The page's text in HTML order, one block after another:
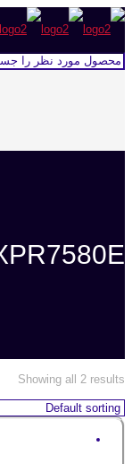
Showing all 2 results